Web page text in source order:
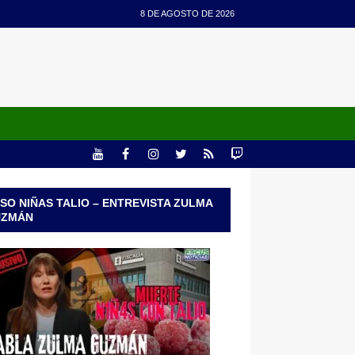
8 DE AGOSTO DE 2026
NIÑAS TALIO – ENTREVISTA ZULMA